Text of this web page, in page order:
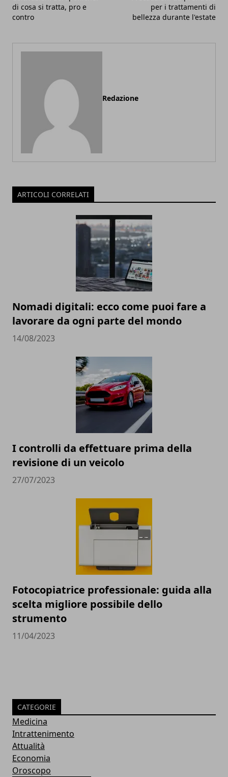
di cosa si tratta, pro e
contro
per i trattamenti di
bellezza durante l'estate
Redazione
ARTICOLI CORRELATI
Nomadi digitali: ecco come puoi fare a
lavorare da ogni parte del mondo
14/08/2023
I controlli da effettuare prima della
revisione di un veicolo
27/07/2023
Fotocopiatrice professionale: guida alla
scelta migliore possibile dello
strumento
11/04/2023
CATEGORIE
Medicina
Intrattenimento
Attualità
Economia
Oroscopo